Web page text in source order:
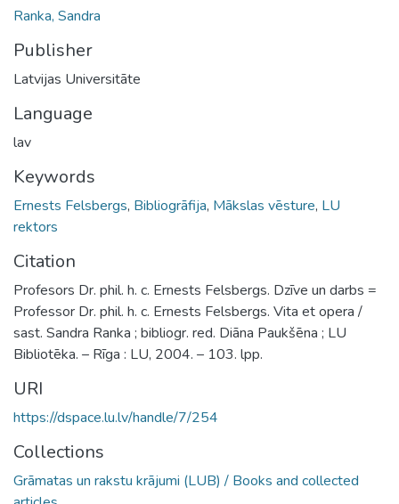
Ranka, Sandra
Publisher
Latvijas Universitāte
Language
lav
Keywords
Ernests Felsbergs, Bibliogrāfija, Mākslas vēsture, LU
rektors
Citation
Profesors Dr. phil. h. c. Ernests Felsbergs. Dzīve un darbs =
Professor Dr. phil. h. c. Ernests Felsbergs. Vita et opera /
sast. Sandra Ranka ; bibliogr. red. Diāna Paukšēna ; LU
Bibliotēka. – Rīga : LU, 2004. – 103. lpp.
URI
https://dspace.lu.lv/handle/7/254
Collections
Grāmatas un rakstu krājumi (LUB) / Books and collected